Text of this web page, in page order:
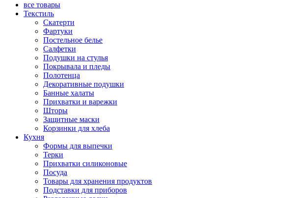
все товары
Текстиль
Скатерти
Фартуки
Постельное белье
Салфетки
Подушки на стулья
Покрывала и пледы
Полотенца
Декоративные подушки
Банные халаты
Прихватки и варежки
Шторы
Защитные маски
Корзинки для хлеба
Кухня
Формы для выпечки
Терки
Прихватки силиконовые
Посуда
Товары для хранения продуктов
Подставки для приборов